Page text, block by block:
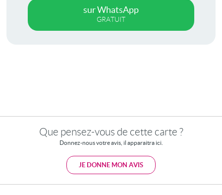
sur WhatsApp
GRATUIT
Que pensez-vous de cette carte ?
Donnez-nous votre avis, il apparaitra ici.
JE DONNE MON AVIS